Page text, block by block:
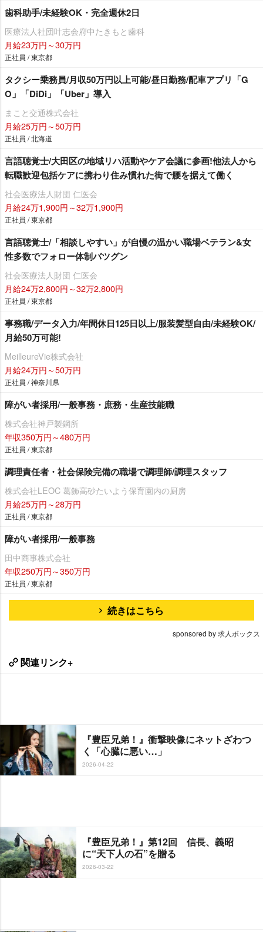
歯科助手/未経験OK・完全週休2日
医療法人社団叶志会府中たきもと歯科
月給23万円～30万円
正社員 / 東京都
タクシー乗務員/月収50万円以上可能/昼日勤務/配車アプリ「G
O」「DiDi」「Uber」導入
まこと交通株式会社
月給25万円～50万円
正社員 / 北海道
言語聴覚士/大田区の地域リハ活動やケア会議に参画!他法人から
転職歓迎包括ケアに携わり住み慣れた街で腰を据えて働く
社会医療法人財団 仁医会
月給24万1,900円～32万1,900円
正社員 / 東京都
言語聴覚士/「相談しやすい」が自慢の温かい職場ベテラン&女
性多数でフォロー体制バツグン
社会医療法人財団 仁医会
月給24万2,800円～32万2,800円
正社員 / 東京都
事務職/データ入力/年間休日125日以上/服装髪型自由/未経験OK/
月給50万可能!
MeilleureVie株式会社
月給24万円～50万円
正社員 / 神奈川県
障がい者採用/一般事務・庶務・生産技能職
株式会社神戸製鋼所
年収350万円～480万円
正社員 / 東京都
調理責任者・社会保険完備の職場で調理師/調理スタッフ
株式会社LEOC 葛飾高砂たいよう保育園内の厨房
月給25万円～28万円
正社員 / 東京都
障がい者採用/一般事務
田中商事株式会社
年収250万円～350万円
正社員 / 東京都
続きはこちら
sponsored by 求人ボックス
関連リンク+
『豊臣兄弟！』衝撃映像にネットざわつ
く「心臓に悪い…」
2026-04-22
『豊臣兄弟！』第12回 信長、義昭
に“天下人の石”を贈る
2026-03-22